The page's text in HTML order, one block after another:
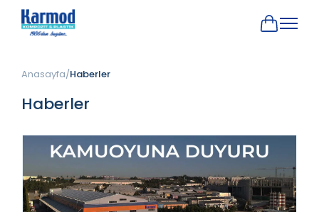
Anasayfa Haberler
Haberler